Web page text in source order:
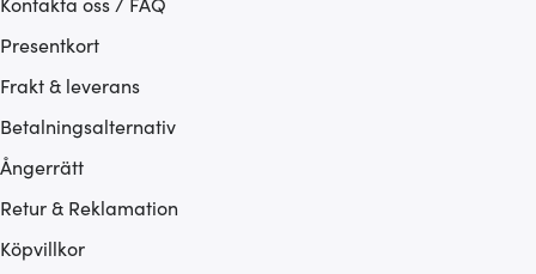
Presentkort
Frakt & leverans
Betalningsalternativ
Ångerrätt
Retur & Reklamation
Köpvillkor